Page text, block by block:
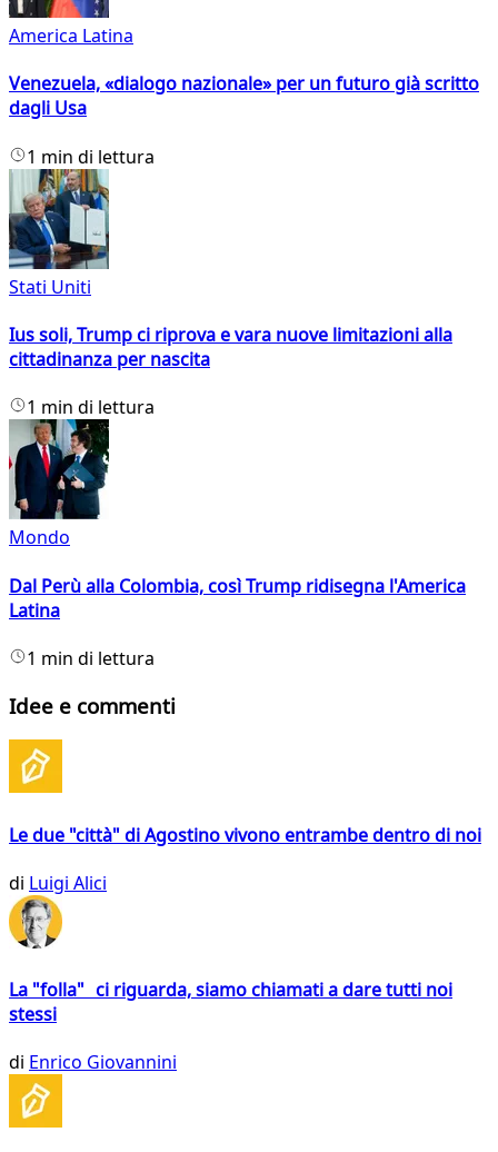
America Latina
Venezuela, «dialogo nazionale» per un futuro già scritto
dagli Usa
1 min di lettura
Stati Uniti
Ius soli, Trump ci riprova e vara nuove limitazioni alla
cittadinanza per nascita
1 min di lettura
Mondo
Dal Perù alla Colombia, così Trump ridisegna l'America
Latina
1 min di lettura
Idee e commenti
Le due "città" di Agostino vivono entrambe dentro di noi
di Luigi Alici
La "folla" ci riguarda, siamo chiamati a dare tutti noi
stessi
di Enrico Giovannini